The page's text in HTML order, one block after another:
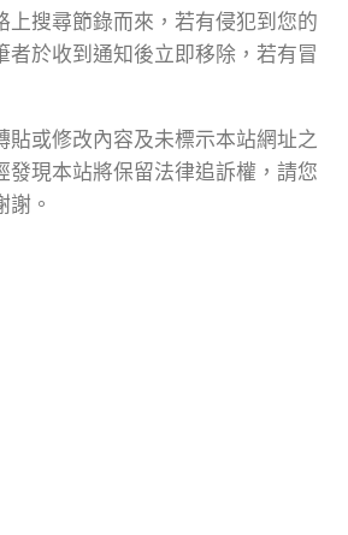
上搜尋節錄而來，若有侵犯到您的
者於收到通知後立即移除，若有冒
貼或修改內容及未標示本站網址之
發現本站將保留法律追訴權，請您
謝。